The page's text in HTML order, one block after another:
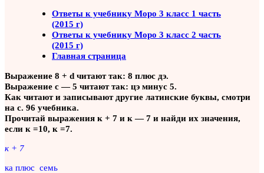
Ответы к учебнику Моро 3 класс 1 часть
(2015 г)
Ответы к учебнику Моро 3 класс 2 часть
(2015 г)
Главная страница
Выражение 8 + d читают так: 8 плюс дэ.
Выражение с — 5 читают так: цэ минус 5.
Как читают и записывают другие латинские буквы, смотри
на с. 96 учебника.
Прочитай выражения к + 7 и к — 7 и найди их значения,
если к =10, к =7.
к + 7
ка плюс семь